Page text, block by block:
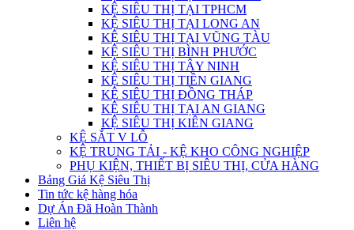
KỆ SIÊU THỊ TẠI TPHCM
KỆ SIÊU THỊ TẠI LONG AN
KỆ SIÊU THỊ TẠI VŨNG TÀU
KỆ SIÊU THỊ BÌNH PHƯỚC
KỆ SIÊU THỊ TÂY NINH
KỆ SIÊU THỊ TIỀN GIANG
KỆ SIÊU THỊ ĐỒNG THÁP
KỆ SIÊU THỊ TẠI AN GIANG
KỆ SIÊU THỊ KIÊN GIANG
KỆ SẮT V LỖ
KỆ TRUNG TẢI - KỆ KHO CÔNG NGHIỆP
PHỤ KIỆN, THIẾT BỊ SIÊU THỊ, CỬA HÀNG
Bảng Giá Kệ Siêu Thị
Tin tức kệ hàng hóa
Dự Án Đã Hoàn Thành
Liên hệ